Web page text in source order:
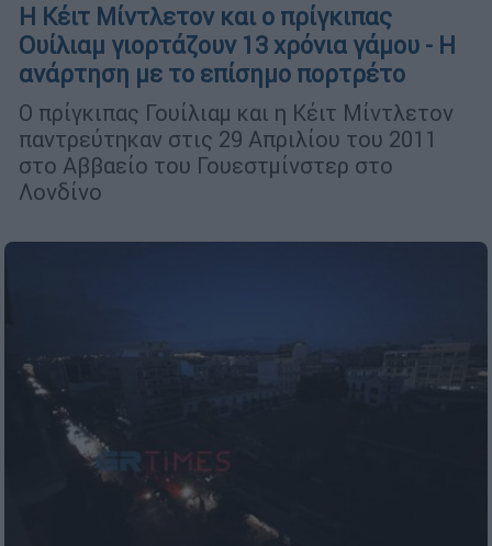
H Κέιτ Μίντλετον και ο πρίγκιπας
Ουίλιαμ γιορτάζουν 13 χρόνια γάμου - Η
ανάρτηση με το επίσημο πορτρέτο
Ο πρίγκιπας Γουίλιαμ και η Κέιτ Μίντλετον
παντρεύτηκαν στις 29 Απριλίου του 2011
στο Αββαείο του Γουεστμίνστερ στο
Λονδίνο